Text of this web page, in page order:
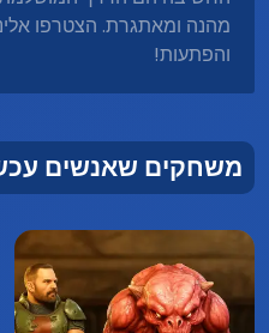
מהנה ומאתגרת. הצטרפו
והפתעות!
משחקים שאנשים